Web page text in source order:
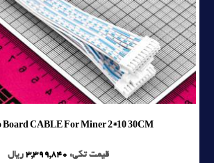
Board CABLE For Miner 2*10 30CM
قیمت تکی: 3,399,840 ریال